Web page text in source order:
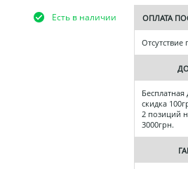
Есть в наличии ОПЛАТА
Отсутствие
Бесплатная
скидка
2 позиций
3000грн.